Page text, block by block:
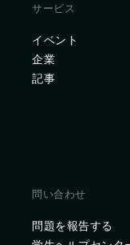
サービス
イベント
企業
記事
問い合わせ
問題を報告する